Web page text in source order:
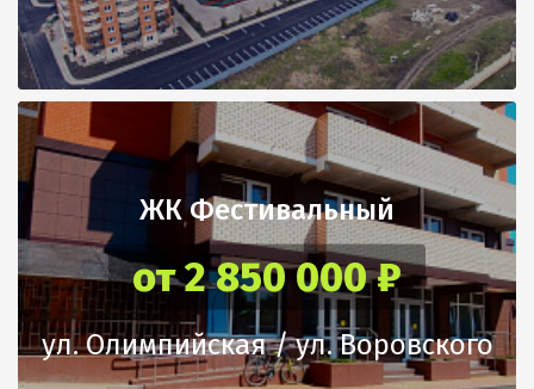
ЖК Фестивальный
от 2 850 000 ₽
ул. Олимпийская / ул. Воровского